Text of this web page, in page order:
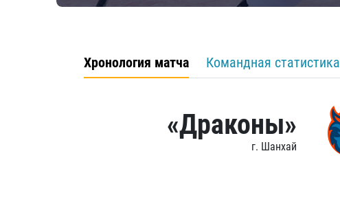
Хронология матча Командная статистика
«Драконы»
г. Шанхай